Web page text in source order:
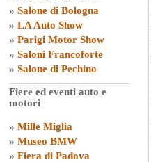
» Salone di Bologna
» LA Auto Show
» Parigi Motor Show
» Saloni Francoforte
» Salone di Pechino
Fiere ed eventi auto e
motori
» Mille Miglia
» Museo BMW
» Fiera di Padova